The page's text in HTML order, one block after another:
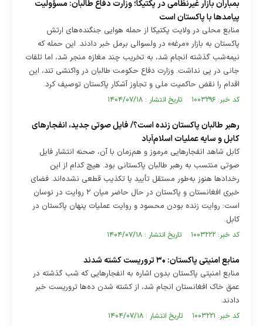
بمباران بازار غیرنظامی در پکتیکا؛ وزارت دفاع طالبان: مسؤولیت
پیامد‌ها با پاکستان است
منابع محلی در ولایت پکتیکا از حمله هوایی جنگنده‌های ارتش
پاکستان به بازار «مرغه» در ولسوالی برمل خبر دادند. این حمله که
نیمه‌شب گذشته انجام شد، به تخریب چند مغازه منجر شد، اما تلفات
جانی در پی نداشت. وزارت دفاع حکومت طالبان در واکنشی تند، این
اقدام را نقض حاکمیت ملی و تجاوز آشکار پاکستان توصیف کرد.
کد خبر: ۱۰۰۳۲۹۶ تاریخ انتشار : ۱۴۰۴/۰۷/۱۸
رهبر طالبان پاکستان زنده است؟/ فایل صوتی جدید، انفجار‌های
کابل و سایه عملیات اسلام‌آباد
کابل شاهد انفجار‌هایی مرموز و هم‌زمان با آن، صحنه انتشار فایل
صوتی منتسب به رهبر طالبان پاکستانی بود. هیچ‌ کدام از این
رخداد‌ها هنوز به‌طور مستقل تأیید یا تکذیب قطعی نشده‌اند. فضای
خبری افغانستان و پاکستان در حال حاضر میان ۲ روایت در نوسان
است: روایت زنده‌ بودن محسود و روایت عملیات پنهان پاکستان در
کابل.
کد خبر: ۱۰۰۳۲۲۲ تاریخ انتشار : ۱۴۰۴/۰۷/۱۸
منابع امنیتی پاکستان: ۳۰ تروریست کشته شدند
منابع امنیتی پاکستان بدون اشاره به انفجارهایی که شب گذشته در
عمق خاک افغانستان انجام شد، از کشته شدن ده‌ها تروریست خبر
دادند.
کد خبر: ۱۰۰۳۲۲۱ تاریخ انتشار : ۱۴۰۴/۰۷/۱۸